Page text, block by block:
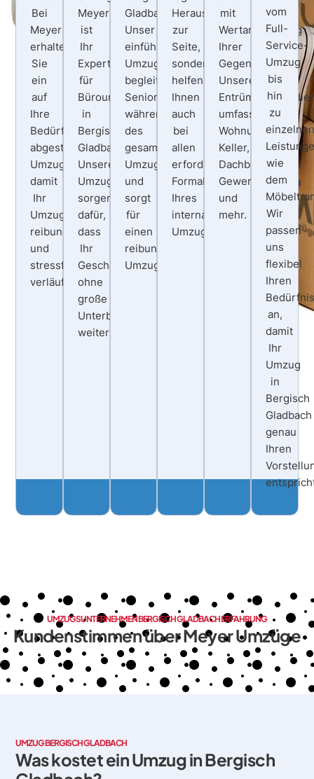
Bei
Meyer
erhalten
Sie
ein
auf
Ihre
Bedürfnisse
abgestimmtes
Umzugsangebot,
damit
Ihr
Umzug
reibungslos
und
stressfrei
verläuft.
Meyer
ist
Ihr
Experte
für
Büroumzüge
in
Bergisch
Gladbach.
Unsere
Umzugsprofis
sorgen
dafür,
dass
Ihr
Geschäftsbetrieb
ohne
große
Unterbrechung
weiterläuft.
Gladbach.
Unser
einfühlsames
Umzugsteam
begleitet
Senioren
während
des
gesamten
Umzugsprozesses
und
sorgt
für
einen
reibungslosen
Umzug.
Herausforderungen
zur
Seite,
sondern
helfen
Ihnen
auch
bei
allen
erforderlichen
Formalitäten
Ihres
internationalen
Umzugs.
mit
Wertanrechnung
Ihrer
Gegenstände.
Unsere
umfassen
Wohnungen,
Keller,
Dachböden,
Gewerbeobjekte
und
mehr.
vom
Full-
Service-
Umzug
bis
hin
zu
wie
dem
Wir
passen
uns
flexibel
Ihren
an,
damit
Ihr
Umzug
in
Bergisch
Gladbach
genau
Ihren
UMZUGSUNTERNEHMEN BERGISCH GLADBACH ERFAHRUNG
Kundenstimmen über Meyer Umzüge
UMZUG BERGISCH GLADBACH
Was kostet ein Umzug in Bergisch